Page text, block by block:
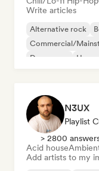
Write articles
Alternative rock
Commercial/
Dream pop
House
N3UX
Playlist
> 2800
Acid house
Add artists to my